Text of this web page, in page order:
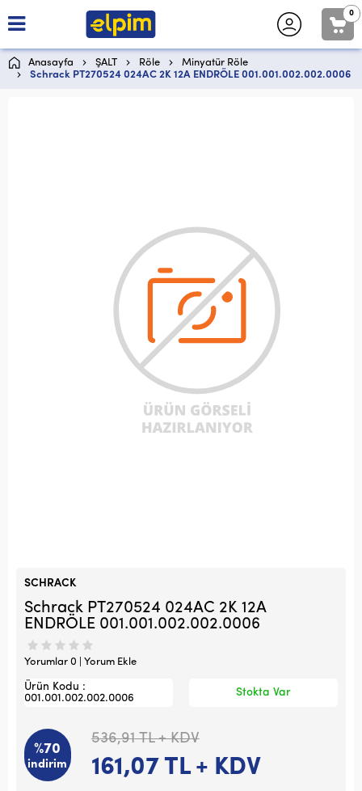
0
Anasayfa ŞALT Röle
Minyatür Röle
Schrack PT270524 024AC 2K 12A ENDRÖLE 001.001.002.002.0006
SCHRACK
Schrack PT270524 024AC 2K 12A
ENDRÖLE 001.001.002.002.0006
Yorumlar 0 | Yorum Ekle
Ürün Kodu :
001.001.002.002.0006
Stokta Var
%70
indirim
536,91TL + KDV
161,07TL + KDV